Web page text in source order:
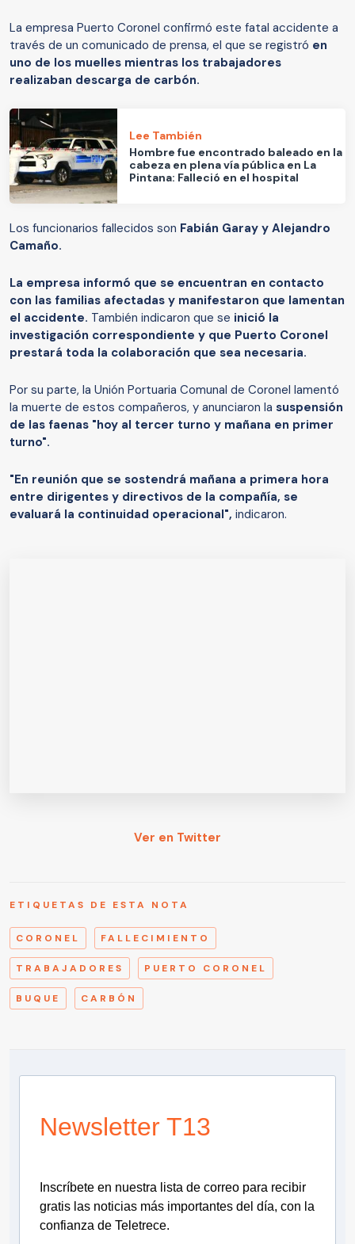
La empresa Puerto Coronel confirmó este fatal accidente a
través de un comunicado de prensa, el que se registró en
uno de los muelles mientras los trabajadores
realizaban descarga de carbón.
Lee También
Hombre fue encontrado baleado en la
cabeza en plena vía pública en La
Pintana: Falleció en el hospital
Los funcionarios fallecidos son Fabián Garay y Alejandro
Camaño.
La empresa informó que se encuentran en contacto
con las familias afectadas y manifestaron que lamentan
el accidente. También indicaron que se inició la
investigación correspondiente y que Puerto Coronel
prestará toda la colaboración que sea necesaria.
Por su parte, la Unión Portuaria Comunal de Coronel lamentó
la muerte de estos compañeros, y anunciaron la suspensión
de las faenas "hoy al tercer turno y mañana en primer
turno".
"En reunión que se sostendrá mañana a primera hora
entre dirigentes y directivos de la compañía, se
evaluará la continuidad operacional", indicaron.
Ver en Twitter
ETIQUETAS DE ESTA NOTA
CORONEL FALLECIMIENTO
TRABAJADORES PUERTO CORONEL
BUQUE CARBÓN
Newsletter T13
Inscríbete en nuestra lista de correo para recibir
gratis las noticias más importantes del día, con la
confianza de Teletrece.